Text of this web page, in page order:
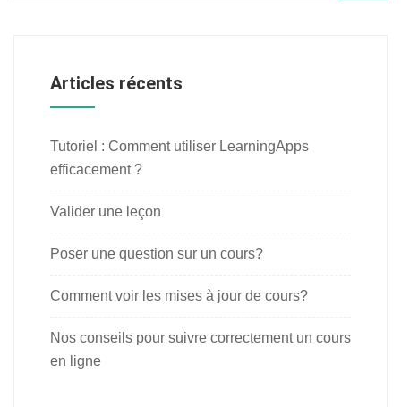
Articles récents
Tutoriel : Comment utiliser LearningApps
efficacement ?
Valider une leçon
Poser une question sur un cours?
Comment voir les mises à jour de cours?
Nos conseils pour suivre correctement un cours
en ligne